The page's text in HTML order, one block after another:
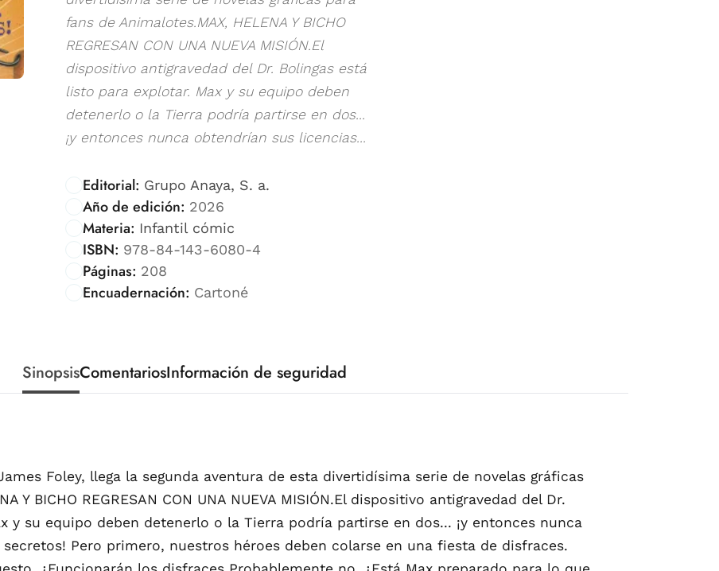
fans de Animalotes.MAX, HELENA Y BICHO
REGRESAN CON UNA NUEVA MISIÓN.El
dispositivo antigravedad del Dr. Bolingas está
listo para explotar. Max y su equipo deben
detenerlo o la Tierra podría partirse en dos...
¡y entonces nunca obtendrían sus licencias...
Editorial: Grupo Anaya, S. a.
Año de edición: 2026
Materia: Infantil cómic
ISBN: 978-84-143-6080-4
Páginas: 208
Encuadernación: Cartoné
SinopsisComentariosInformación de seguridad
Foley, llega la segunda aventura de esta divertidísima serie de novelas gráficas
Y BICHO REGRESAN CON UNA NUEVA MISIÓN.El dispositivo antigravedad del Dr.
y su equipo deben detenerlo o la Tierra podría partirse en dos... ¡y entonces nunca
Pero primero, nuestros héroes deben colarse en una fiesta de disfraces.